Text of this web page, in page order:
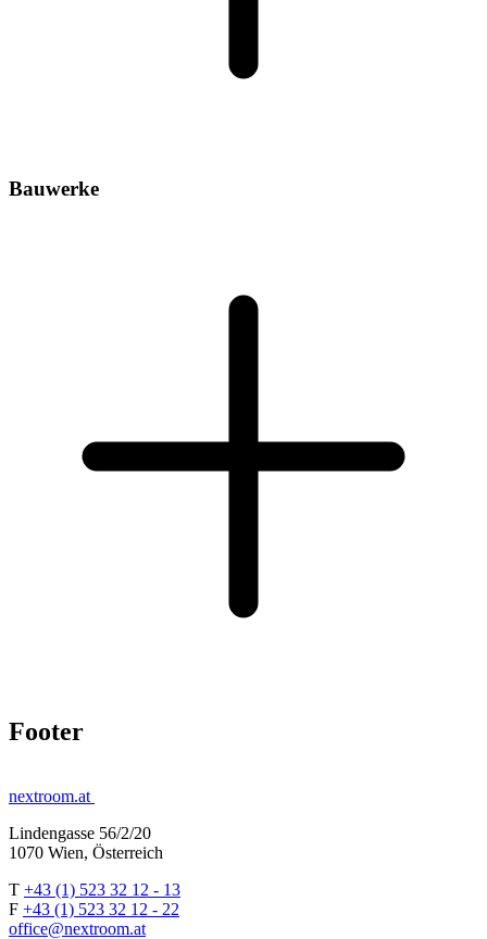
Bauwerke
Footer
nextroom.at
Lindengasse 56/2/20
1070 Wien, Österreich
T +43 (1) 523 32 12 - 13
F +43 (1) 523 32 12 - 22
office@nextroom.at